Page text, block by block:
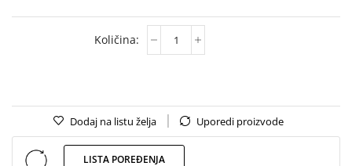
Dodaj na listu želja Uporedi proizvode
LISTA POREĐENJA